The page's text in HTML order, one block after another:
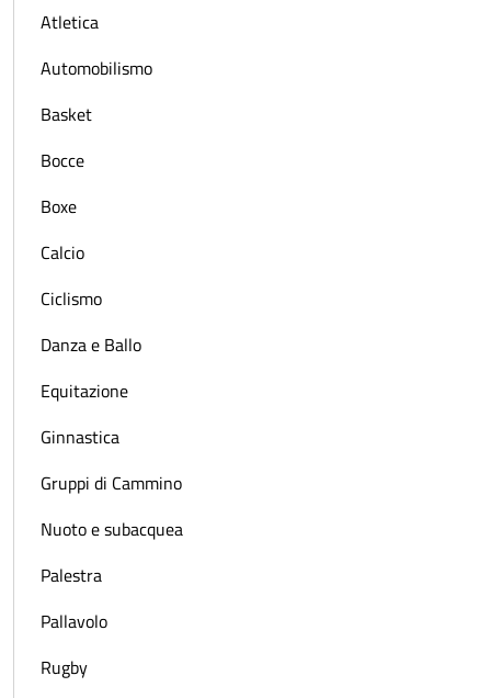
Atletica
Automobilismo
Basket
Bocce
Boxe
Calcio
Ciclismo
Danza e Ballo
Equitazione
Ginnastica
Gruppi di Cammino
Nuoto e subacquea
Palestra
Pallavolo
Rugby